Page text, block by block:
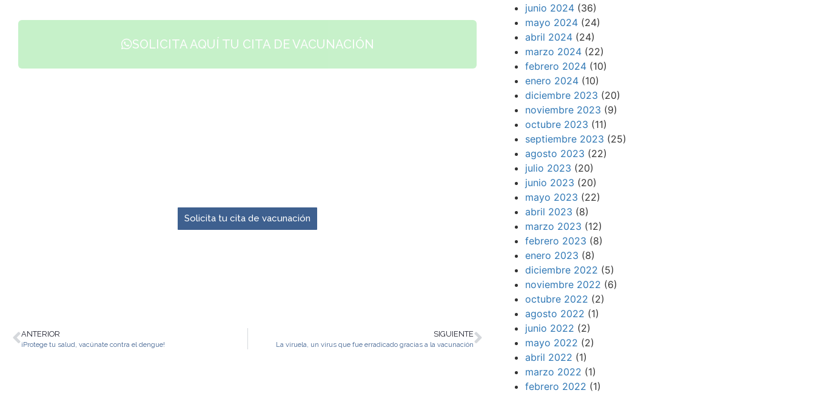
SOLICITA AQUÍ TU CITA DE VACUNACIÓN
Solicita tu cita de vacunación
ANTERIOR
¡Protege tu salud, vacúnate contra el dengue!
SIGUIENTE
La viruela, un virus que fue erradicado gracias a la vacunación
junio 2024 (36)
mayo 2024 (24)
abril 2024 (24)
marzo 2024 (22)
febrero 2024 (10)
enero 2024 (10)
diciembre 2023 (20)
noviembre 2023 (9)
octubre 2023 (11)
septiembre 2023 (25)
agosto 2023 (22)
julio 2023 (20)
junio 2023 (20)
mayo 2023 (22)
abril 2023 (8)
marzo 2023 (12)
febrero 2023 (8)
enero 2023 (8)
diciembre 2022 (5)
noviembre 2022 (6)
octubre 2022 (2)
agosto 2022 (1)
junio 2022 (2)
mayo 2022 (2)
abril 2022 (1)
marzo 2022 (1)
febrero 2022 (1)